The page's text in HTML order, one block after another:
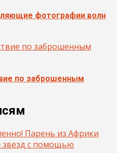
фотографии волн
по заброшенным
Парень из Африки
звезд с помощью